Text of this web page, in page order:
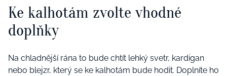
Ke kalhotám zvolte vhodné
doplňky
Na chladnější rána to bude chtít lehký svetr, kardigan
nebo blejzr, který se ke kalhotám bude hodit. Doplníte ho